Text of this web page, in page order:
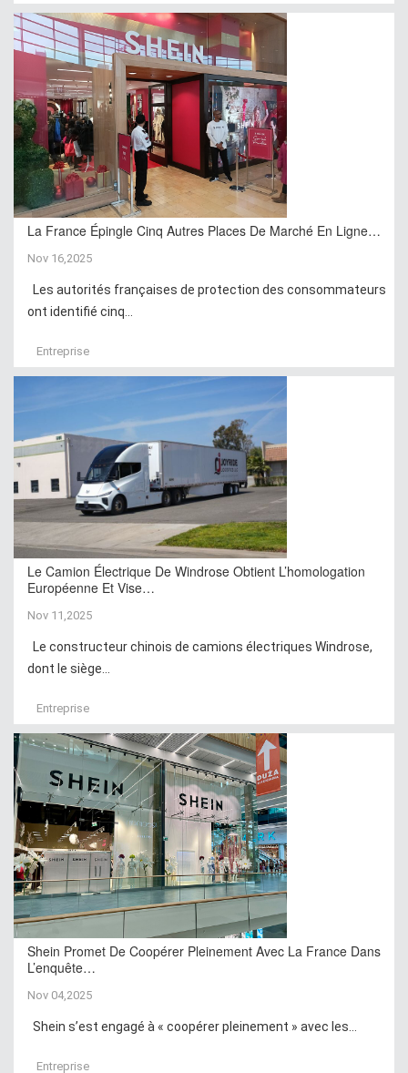
La France Épingle Cinq Autres Places De Marché En Ligne…
Nov 16,2025
Les autorités françaises de protection des consommateurs
ont identifié cinq...
Entreprise
Le Camion Électrique De Windrose Obtient L’homologation
Européenne Et Vise…
Nov 11,2025
Le constructeur chinois de camions électriques Windrose,
dont le siège...
Entreprise
Shein Promet De Coopérer Pleinement Avec La France Dans
L’enquête…
Nov 04,2025
Shein s’est engagé à « coopérer pleinement » avec les...
Entreprise